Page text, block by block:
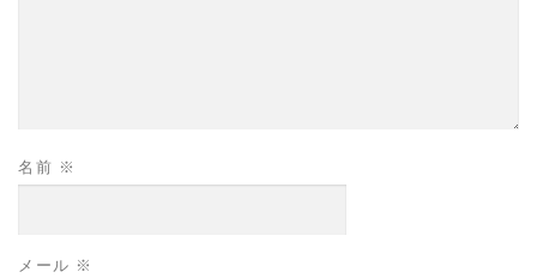
名前 ※
メール ※